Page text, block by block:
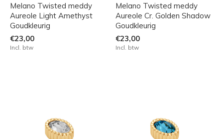
Melano Twisted meddy
Aureole Light Amethyst
Goudkleurig
€23,00
Incl. btw
Melano Twisted meddy
Aureole Cr. Golden Shadow
Goudkleurig
€23,00
Incl. btw